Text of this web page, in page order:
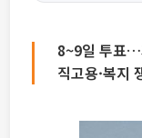
8~9일 투표…
직고용·복지